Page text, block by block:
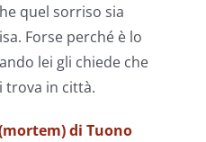
quel sorriso sia
Forse perché è lo
lei gli chiede che
trova in città.
di Tuono